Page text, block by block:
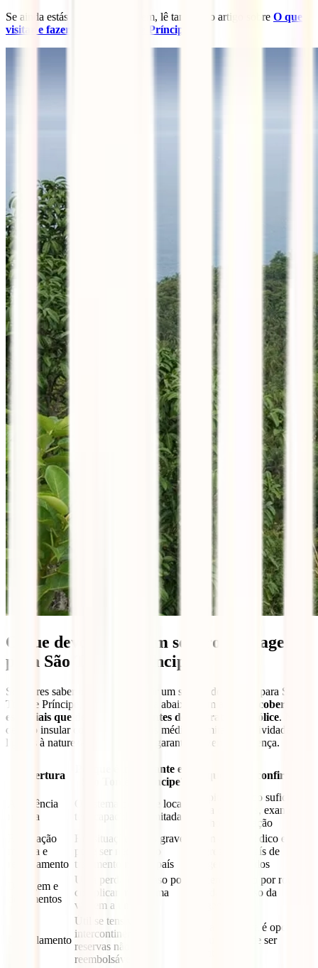
Se ainda estás a planear a viagem, lê também o artigo sobre O que
visitar e fazer em São Tomé e Príncipe
O que deve incluir um seguro de viagem
para São Tomé e Príncipe?
Se queres saber o que deve incluir um seguro de viagem para São
Tomé e Príncipe, consulta a tabela abaixo, com as
cinco coberturas
essenciais que deves verificar antes de contratar a apólice. Num
destino insular com infraestruturas médicas limitadas e atividades
ligadas à natureza e ao mar, estas garantias fazem a diferença.
Cobertura
Porque é importante em
São Tomé e Príncipe?
O que deves confirmar?
Assistência
médica
O sistema de saúde local
tem capacidade limitada
Capital médico suficiente
para consultas, exames
ou hospitalização
Evacuação
médica e
repatriamento
Em situações mais graves
pode ser necessário
tratamento noutro país
Transporte médico e
regresso ao país de
origem incluídos
Bagagem e
documentos
Uma perda ou atraso pode
complicar muito uma
viagem a uma ilha
Indemnização por roubo,
perda ou atraso da
Cancelamento
Útil se tens voos
intercontinentais e
reservas não
reembolsáveis
Se a cobertura é opcional
e quando pode ser